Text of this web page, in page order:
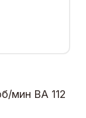
мин ВА 112